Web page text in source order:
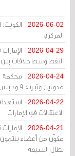
2026-06-02
المركزي
2026-04-29
النفط وسط خلافات بين
2026-04-24
مدونين وتبرئة 9 وحبس 18 متهماً بالتعاطف مع إيران
2026-04-22
الاعتقالات في الإمارات
2026-04-21
مكوّن من أعضاء
يطال الشيعة